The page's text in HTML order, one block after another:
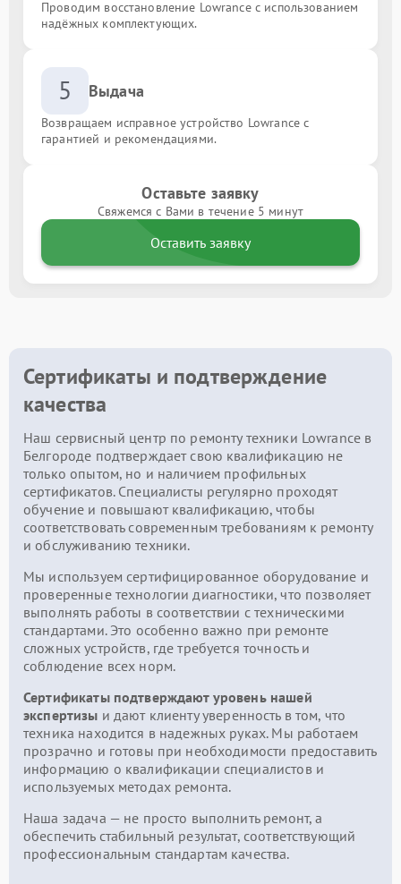
Проводим восстановление Lowrance с использованием
надёжных комплектующих.
5 Выдача
Возвращаем исправное устройство Lowrance с
гарантией и рекомендациями.
Оставьте заявку
Свяжемся с Вами в течение 5 минут
Оставить заявку
Сертификаты и подтверждение
качества
Наш сервисный центр по ремонту техники Lowrance в
Белгороде подтверждает свою квалификацию не
только опытом, но и наличием профильных
сертификатов. Специалисты регулярно проходят
обучение и повышают квалификацию, чтобы
соответствовать современным требованиям к ремонту
и обслуживанию техники.
Мы используем сертифицированное оборудование и
проверенные технологии диагностики, что позволяет
выполнять работы в соответствии с техническими
стандартами. Это особенно важно при ремонте
сложных устройств, где требуется точность и
соблюдение всех норм.
Сертификаты подтверждают уровень нашей
экспертизы и дают клиенту уверенность в том, что
техника находится в надежных руках. Мы работаем
прозрачно и готовы при необходимости предоставить
информацию о квалификации специалистов и
используемых методах ремонта.
Наша задача — не просто выполнить ремонт, а
обеспечить стабильный результат, соответствующий
профессиональным стандартам качества.